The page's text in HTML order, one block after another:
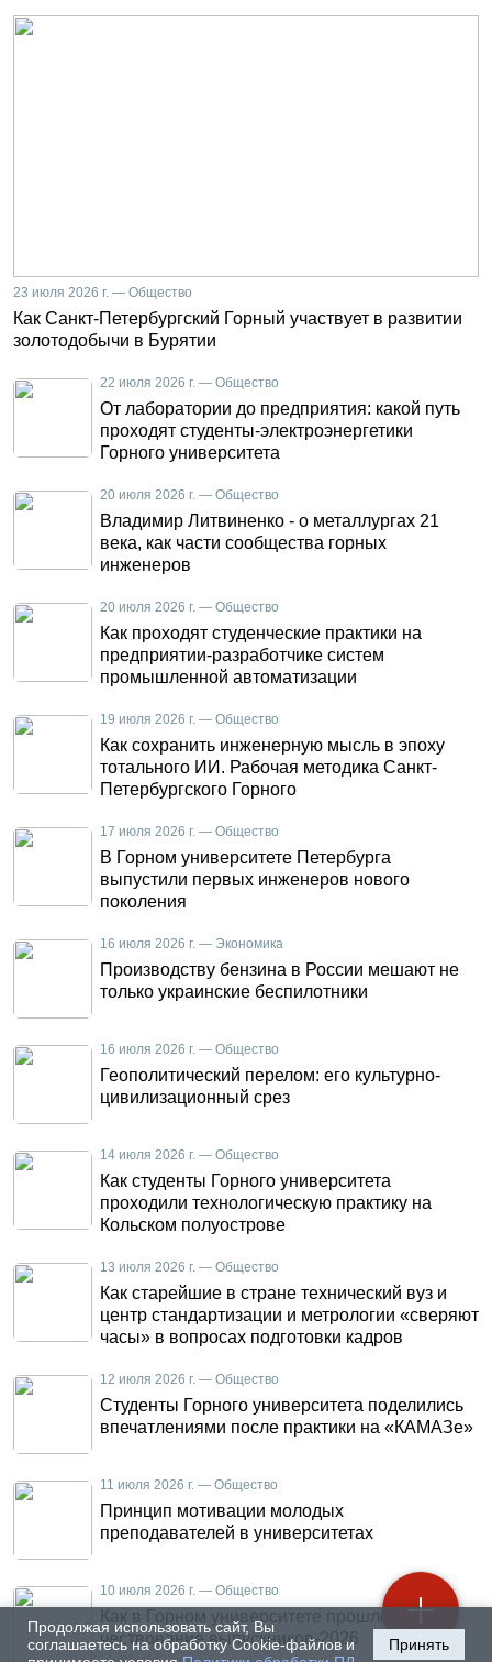
Продолжая использовать сайт, Вы
соглашаетесь на обработку Cookie-файлов и
Принять
23 июля 2026 г. — Общество
Как Санкт-Петербургский Горный участвует в развитии
золотодобычи в Бурятии
22 июля 2026 г. — Общество
От лаборатории до предприятия: какой путь
проходят студенты-электроэнергетики
Горного университета
20 июля 2026 г. — Общество
Владимир Литвиненко - о металлургах 21
века, как части сообщества горных
инженеров
20 июля 2026 г. — Общество
Как проходят студенческие практики на
предприятии-разработчике систем
промышленной автоматизации
19 июля 2026 г. — Общество
Как сохранить инженерную мысль в эпоху
тотального ИИ. Рабочая методика Санкт-
Петербургского Горного
17 июля 2026 г. — Общество
В Горном университете Петербурга
выпустили первых инженеров нового
поколения
16 июля 2026 г. — Экономика
Производству бензина в России мешают не
только украинские беспилотники
16 июля 2026 г. — Общество
Геополитический перелом: его культурно-
цивилизационный срез
14 июля 2026 г. — Общество
Как студенты Горного университета
проходили технологическую практику на
Кольском полуострове
13 июля 2026 г. — Общество
Как старейшие в стране технический вуз и
центр стандартизации и метрологии «сверяют
часы» в вопросах подготовки кадров
12 июля 2026 г. — Общество
Студенты Горного университета поделились
впечатлениями после практики на «КАМАЗе»
11 июля 2026 г. — Общество
Принцип мотивации молодых
преподавателей в университетах
10 июля 2026 г. — Общество
Как в Горном университете прошло
чествование выпускников-2026